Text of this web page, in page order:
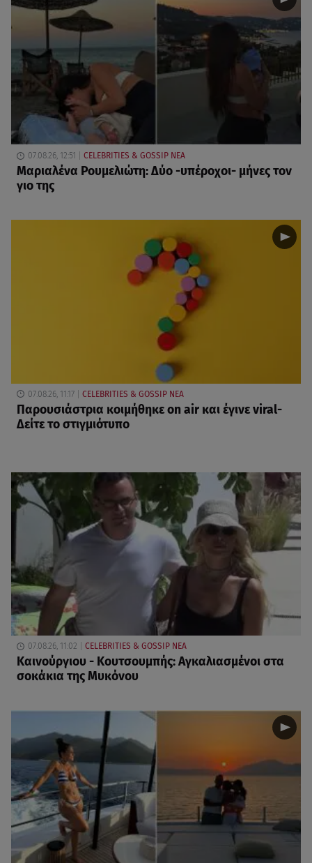
07.08.26, 12:51 CELEBRITIES & GOSSIP ΝΕΑ
Μαριαλένα Ρουμελιώτη: Δύο -υπέροχοι- μήνες τον
γιο της
07.08.26, 11:17 CELEBRITIES & GOSSIP ΝΕΑ
Παρουσιάστρια κοιμήθηκε on air και έγινε viral-
Δείτε το στιγμιότυπο
07.08.26, 11:02 CELEBRITIES & GOSSIP ΝΕΑ
Καινούργιου - Κουτσουμπής: Αγκαλιασμένοι στα
σοκάκια της Μυκόνου